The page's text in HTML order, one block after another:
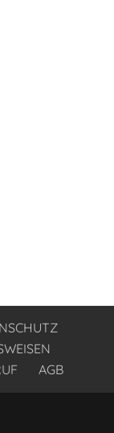
AGB